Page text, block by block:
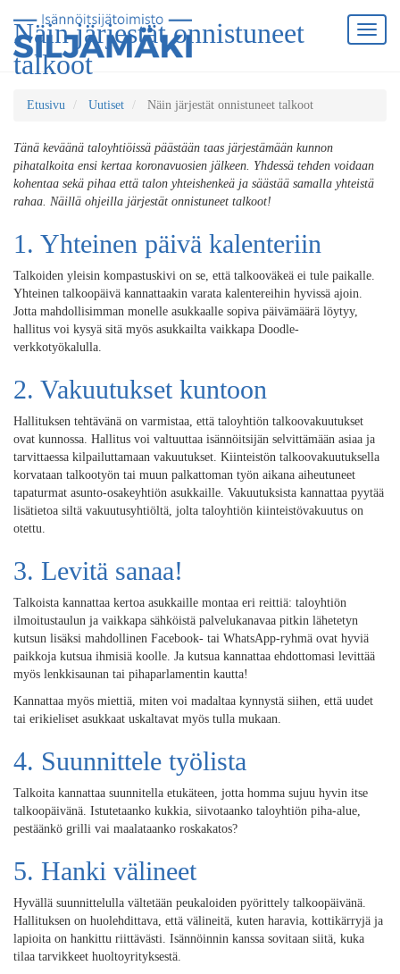
Näin järjestät onnistuneet
talkoot
Etusivu Uutiset Näin järjestät onnistuneet talkoot
Tänä keväänä taloyhtiöissä päästään taas järjestämään kunnon
pihatalkoita ensi kertaa koronavuosien jälkeen. Yhdessä tehden voidaan
kohentaa sekä pihaa että talon yhteishenkeä ja säästää samalla yhteistä
rahaa. Näillä ohjeilla järjestät onnistuneet talkoot!
1. Yhteinen päivä kalenteriin
Talkoiden yleisin kompastuskivi on se, että talkooväkeä ei tule paikalle.
Yhteinen talkoopäivä kannattaakin varata kalentereihin hyvissä ajoin.
Jotta mahdollisimman monelle asukkaalle sopiva päivämäärä löytyy,
hallitus voi kysyä sitä myös asukkailta vaikkapa Doodle-
verkkotyökalulla.
2. Vakuutukset kuntoon
Hallituksen tehtävänä on varmistaa, että taloyhtiön talkoovakuutukset
ovat kunnossa. Hallitus voi valtuuttaa isännöitsijän selvittämään asiaa ja
tarvittaessa kilpailuttamaan vakuutukset. Kiinteistön talkoovakuutuksella
korvataan talkootyön tai muun palkattoman työn aikana aiheutuneet
tapaturmat asunto-osakeyhtiön asukkaille. Vakuutuksista kannattaa pyytää
lisätietoa siltä vakuutusyhtiöltä, jolta taloyhtiön kiinteistövakuutus on
otettu.
3. Levitä sanaa!
Talkoista kannattaa kertoa asukkaille montaa eri reittiä: taloyhtiön
ilmoitustaulun ja vaikkapa sähköistä palvelukanavaa pitkin lähetetyn
kutsun lisäksi mahdollinen Facebook- tai WhatsApp-ryhmä ovat hyviä
paikkoja kutsua ihmisiä koolle. Ja kutsua kannattaa ehdottomasi levittää
myös lenkkisaunan tai pihaparlamentin kautta!
Kannattaa myös miettiä, miten voi madaltaa kynnystä siihen, että uudet
tai erikieliset asukkaat uskaltavat myös tulla mukaan.
4. Suunnittele työlista
Talkoita kannattaa suunnitella etukäteen, jotta homma sujuu hyvin itse
talkoopäivänä. Istutetaanko kukkia, siivotaanko taloyhtiön piha-alue,
pestäänkö grilli vai maalataanko roskakatos?
5. Hanki välineet
Hyvällä suunnittelulla vältetään peukaloiden pyörittely talkoopäivänä.
Hallituksen on huolehdittava, että välineitä, kuten haravia, kottikärryjä ja
lapioita on hankittu riittävästi. Isännöinnin kanssa sovitaan siitä, kuka
tilaa tarvikkeet huoltoyrityksestä.